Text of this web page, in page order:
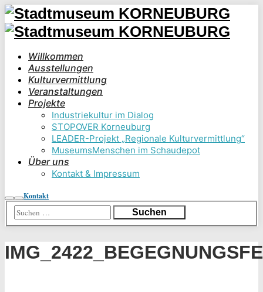
Willkommen
Ausstellungen
Kulturvermittlung
Veranstaltungen
Projekte
Industriekultur im Dialog
STOPOVER Korneuburg
LEADER-Projekt „Regionale Kulturvermittlung“
MuseumsMenschen im Schaudepot
Über uns
Kontakt & Impressum
Suchen
Hauptmenü
Kontakt